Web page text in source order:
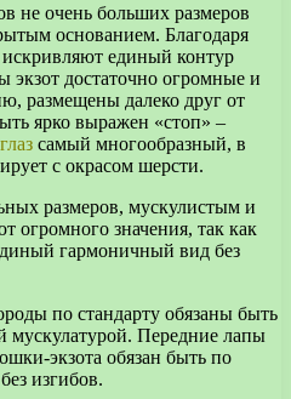
не очень больших размеров
основанием. Благодаря
единый контур
экзот достаточно огромные и
размещены далеко друг от
ярко выражен «стоп» –
самый многообразный, в
с окрасом шерсти.
размеров, мускулистым и
огромного значения, так как
гармоничный вид без
по стандарту обязаны быть
мускулатурой. Передние лапы
экзота обязан быть по
изгибов.